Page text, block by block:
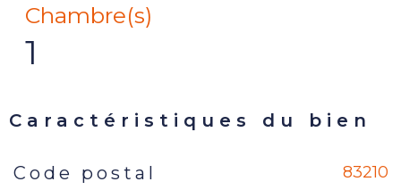
Chambre(s)
1
Caractéristiques du bien
Caractéristiques
Code postal 83210